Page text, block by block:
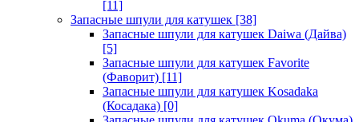
[11]
Запасные шпули для катушек [38]
Запасные шпули для катушек Daiwa (Дайва)
[5]
Запасные шпули для катушек Favorite
(Фаворит) [11]
Запасные шпули для катушек Kosadaka
(Косадака) [0]